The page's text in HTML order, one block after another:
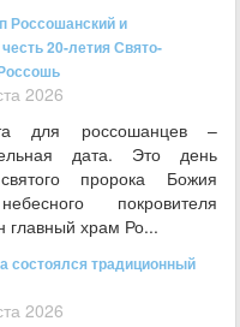
Россошанский и
20-летия Свято-
2026
для россошанцев –
дата. Это день
пророка Божия
покровителя
главный храм Ро...
состоялся традиционный
2026